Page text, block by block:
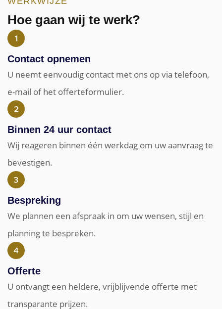
Hoe gaan wij te werk?
Contact opnemen
U neemt eenvoudig contact met ons op via telefoon,
e-mail of het offerteformulier.
Binnen 24 uur contact
Wij reageren binnen één werkdag om uw aanvraag te
bevestigen.
Bespreking
We plannen een afspraak in om uw wensen, stijl en
planning te bespreken.
Offerte
U ontvangt een heldere, vrijblijvende offerte met
transparante prijzen.